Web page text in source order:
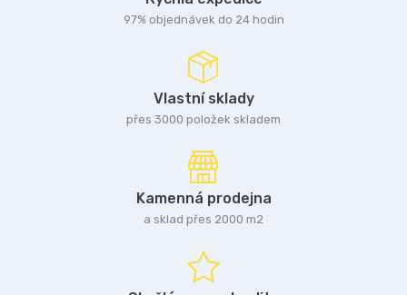
97% objednávek do 24 hodin
Vlastní sklady
přes 3000 položek skladem
Kamenná prodejna
a sklad přes 2000 m2